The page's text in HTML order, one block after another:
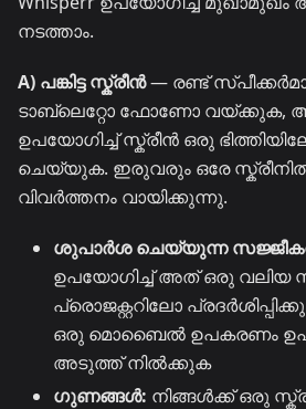
നടത്താം.
A) പങ്കിട്ട സ്ക്രീൻ— രണ്ട്
ടാബ്ലെറ്റോ ഫോണോ വയ്ക്കുക,
ഉപയോഗിച്ച് സ്ക്രീൻ ഒരു
ചെയ്യുക. ഇരുവരും ഒരേ
വിവർത്തനം വായിക്കുന്നു.
ശുപാർശ ചെയ്യുന്ന
ഉപയോഗിച്ച് അത് ഒരു വലിയ
പ്രൊജക്റ്ററിലോ
ഒരു മൊബൈൽ ഉപകരണം
അടുത്ത് നിൽക്കുക
ഗുണങ്ങൾ: നിങ്ങൾക്ക് ഒരു